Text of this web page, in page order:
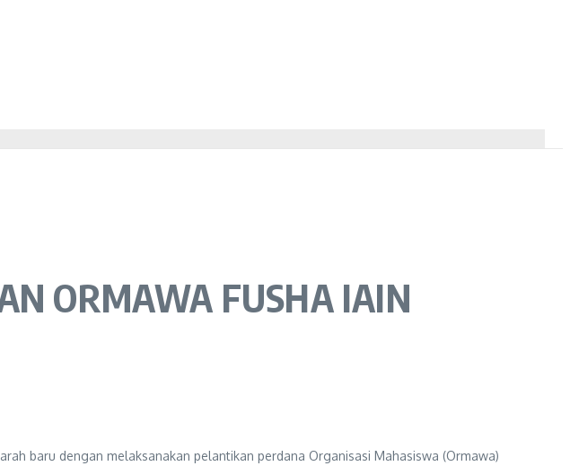
ORMAWA FUSHA IAIN
baru dengan melaksanakan pelantikan perdana Organisasi Mahasiswa (Ormawa)